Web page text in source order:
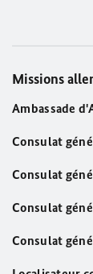
Missions
Ambassade
Consulat
Consulat
Consulat
Consulat